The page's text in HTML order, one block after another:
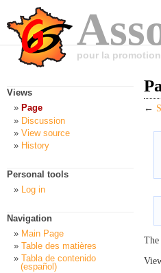
pour la
←
Views
Page
Discussion
View source
History
Personal tools
Log in
Navigation
Main Page
Table des matières
Tabla de contenido
(español)